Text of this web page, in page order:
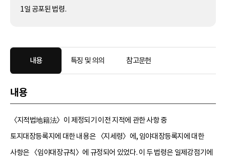
1일 공포된 법령.
내용 특징 및 의의 참고문헌
내용
〈지적법地籍法〉이 제정되기 이전 지적에 관한 사항 중
토지대장등록지에 대한 내용은 〈지세령〉에, 임야대장등록지에 대한
사항은 〈임야대장규칙〉에 규정되어 있었다. 이 두 법령은 일제강점기에